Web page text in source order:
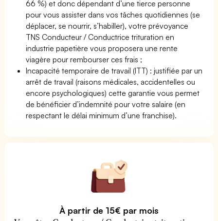
66 %) et donc dépendant d’une tierce personne
pour vous assister dans vos tâches quotidiennes (se
déplacer, se nourrir, s’habiller), votre prévoyance
TNS Conducteur / Conductrice trituration en
industrie papetière vous proposera une rente
viagère pour rembourser ces frais ;
Incapacité temporaire de travail (ITT) : justifiée par un
arrêt de travail (raisons médicales, accidentelles ou
encore psychologiques) cette garantie vous permet
de bénéficier d’indemnité pour votre salaire (en
respectant le délai minimum d’une franchise).
À partir de 15€ par mois